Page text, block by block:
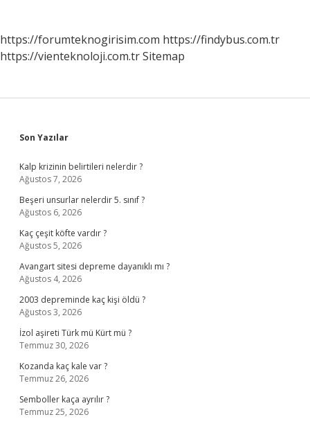
https://forumteknogirisim.com https://findybus.com.tr
https://vienteknoloji.com.trSitemap
Sidebar
Son Yazılar
Kalp krizinin belirtileri nelerdir ?
Ağustos 7, 2026
Beşeri unsurlar nelerdir 5. sınıf ?
Ağustos 6, 2026
Kaç çeşit köfte vardır ?
Ağustos 5, 2026
Avangart sitesi depreme dayanıklı mı ?
Ağustos 4, 2026
2003 depreminde kaç kişi öldü ?
Ağustos 3, 2026
İzol aşireti Türk mü Kürt mü ?
Temmuz 30, 2026
Kozanda kaç kale var ?
Temmuz 26, 2026
Semboller kaça ayrılır ?
Temmuz 25, 2026